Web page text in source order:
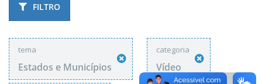
FILTRO
tema
Estados e Municípios
categoria
Vídeo